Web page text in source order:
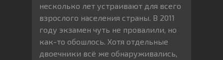
несколько лет устраивают для всего
взрослого населения страны. В 2011
году экзамен чуть не провалили, но
как-то обошлось. Хотя отдельные
двоечники всё же обнаруживались,